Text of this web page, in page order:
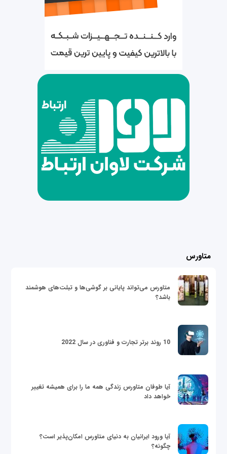
متاورس
متاورس می‌تواند پایانی بر گوشی‌ها و تبلت‌های هوشمند
باشد؟
10 روند برتر تجارت و فناوری در سال 2022
آیا طوفان متاورس زندگی همه ما را برای همیشه تغییر
خواهد داد
آیا ورود ایرانیان به دنیای متاورس امکان‌پذیر است؟
چگونه؟